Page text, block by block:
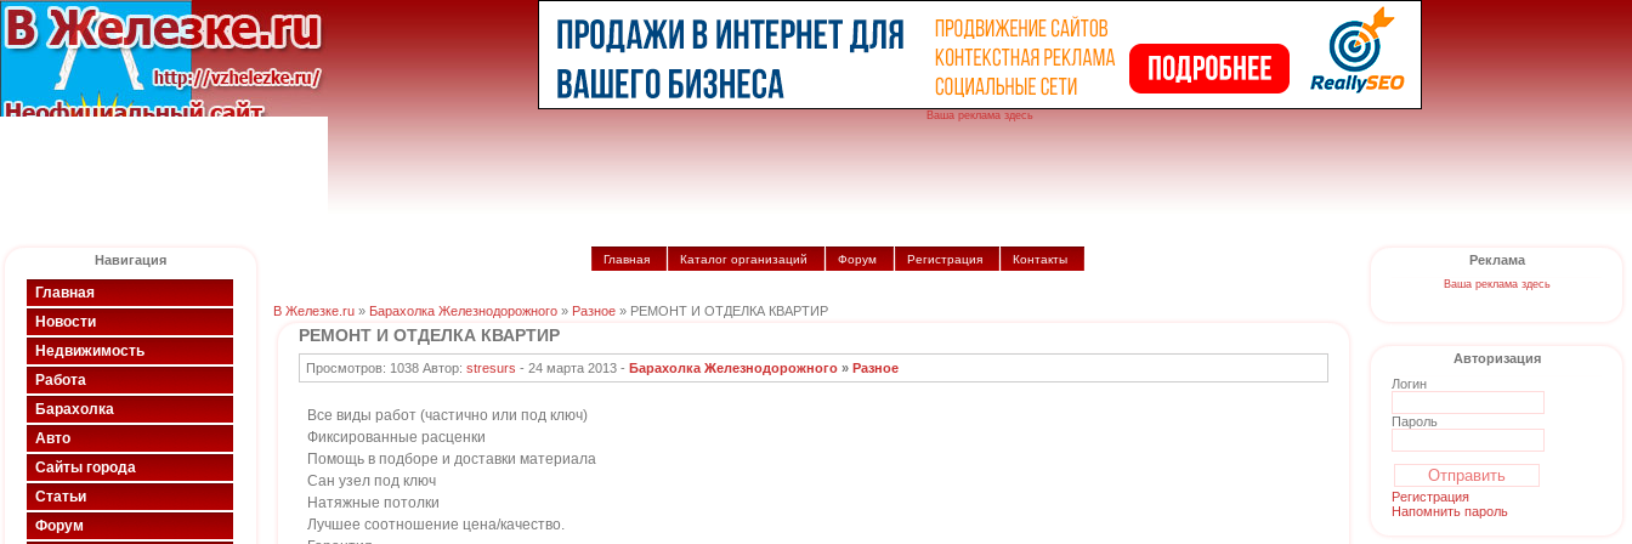
Ваша реклама здесь
Навигация
Главная
Новости
Недвижимость
Работа
Барахолка
Авто
Сайты города
Статьи
Форум
Главная Каталог организаций Форум Регистрация Контакты
В Железке.ru » Барахолка Железнодорожного » Разное » РЕМОНТ И ОТДЕЛКА КВАРТИР
РЕМОНТ И ОТДЕЛКА КВАРТИР
Просмотров: 1038 Автор: stresurs - 24 марта 2013 - Барахолка Железнодорожного » Разное
Все виды работ (частично или под ключ)
Фиксированные расценки
Помощь в подборе и доставки материала
Сан узел под ключ
Натяжные потолки
Лучшее соотношение цена/качество.
Реклама
Ваша реклама здесь
Авторизация
Логин
Пароль
Регистрация
Напомнить пароль